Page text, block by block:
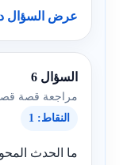
عرض السؤال
السؤال 6
مراجعة قصة
النقاط: 1
ما الحدث